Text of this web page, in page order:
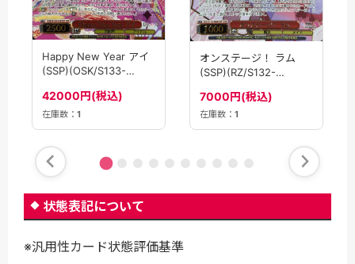
Happy New Year アイ
(SSP)(OSK/S133-
42000円(税込)
在庫数： 1
オンステージ！ ラム
(SSP)(RZ/S132-
7000円(税込)
在庫数： 1
状態表記について
※汎用性カード状態評価基準